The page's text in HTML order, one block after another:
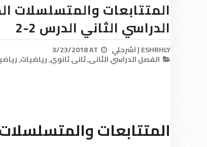
الدراسي الثاني الدرس 2-2
ESHRHLY | اشرحلي 3/23/2018
الفصل الدراسي الثاني,ثاني ثانوي,رياضيات,
المتتابعات